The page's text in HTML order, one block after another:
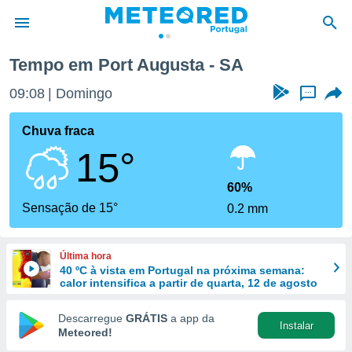
da
foi
fornecidas
a este
das
e
forma
digital
Tempo em Port Augusta - SA
09:08 Domingo ...
Chuva fraca
15°
Sensação de 15°
60%
0.2 mm
Última hora
40 ºC à vista em Portugal na próxima semana:
calor intensifica a partir de quarta, 12 de agosto
Descarregue GRÁTIS a app da
Meteored!
Instalar